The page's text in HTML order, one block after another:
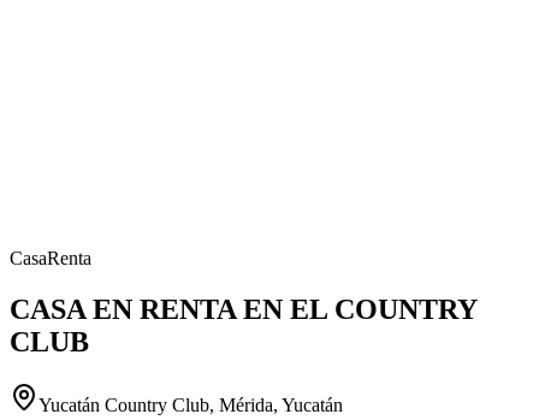
CasaRenta
CASA EN RENTA EN EL COUNTRY
CLUB
Yucatán Country Club, Mérida, Yucatán